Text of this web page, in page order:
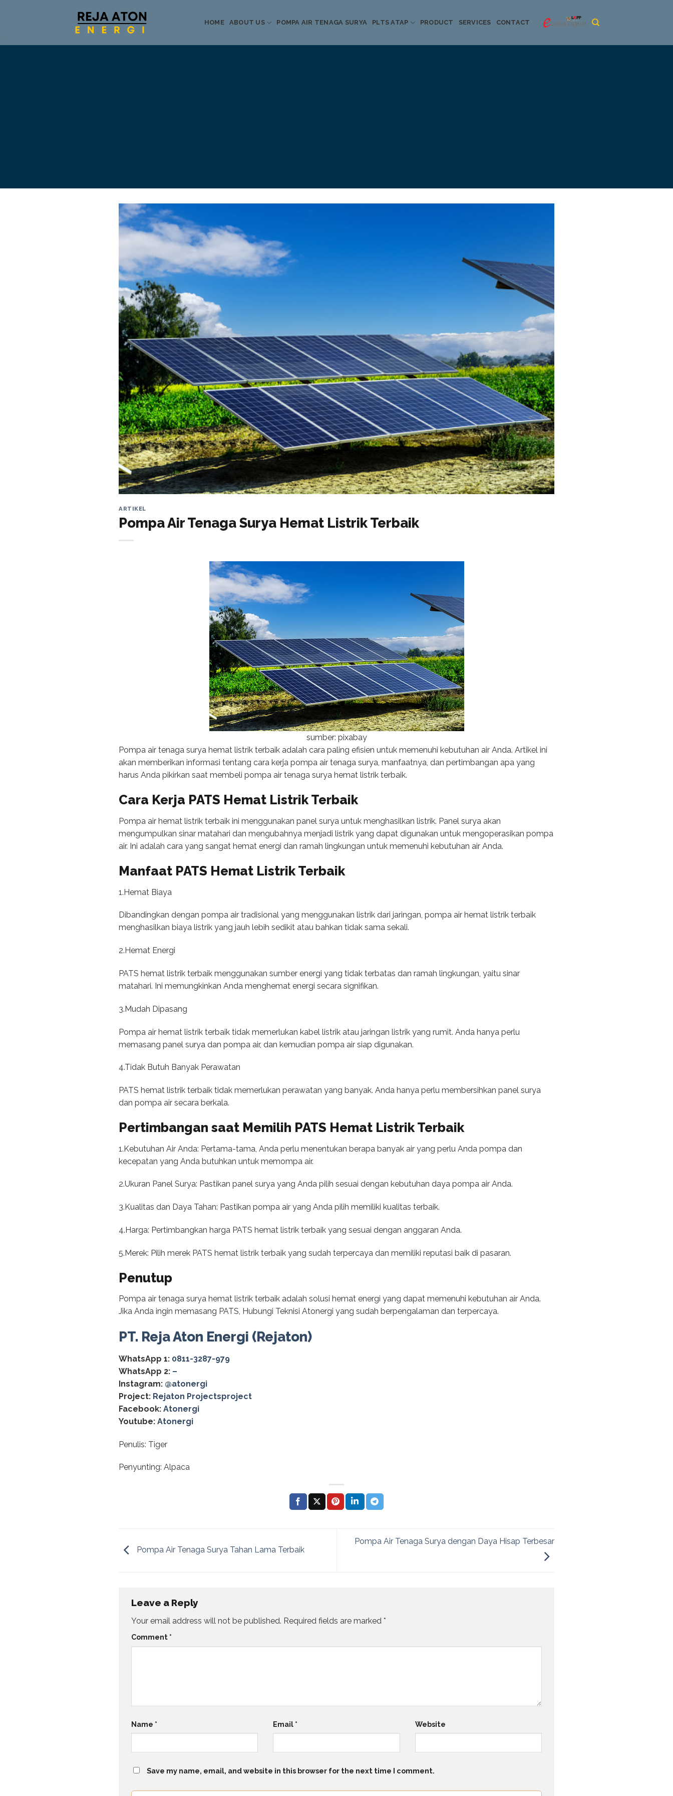
HOME ABOUT US POMPA AIR TENAGA SURYA PLTS ATAP PRODUCT SERVICES CONTACT
Informasi Terkini
ARTIKEL
Pompa Air Tenaga Surya Hemat Listrik Terbaik
sumber: pixabay
Pompa air tenaga surya hemat listrik terbaik adalah cara paling efisien untuk memenuhi kebutuhan air Anda. Artikel ini
akan memberikan informasi tentang cara kerja pompa air tenaga surya, manfaatnya, dan pertimbangan apa yang
harus Anda pikirkan saat membeli pompa air tenaga surya hemat listrik terbaik.
Cara Kerja PATS Hemat Listrik Terbaik
Pompa air hemat listrik terbaik ini menggunakan panel surya untuk menghasilkan listrik. Panel surya akan
mengumpulkan sinar matahari dan mengubahnya menjadi listrik yang dapat digunakan untuk mengoperasikan pompa
air. Ini adalah cara yang sangat hemat energi dan ramah lingkungan untuk memenuhi kebutuhan air Anda.
Manfaat PATS Hemat Listrik Terbaik
1.Hemat Biaya
Dibandingkan dengan pompa air tradisional yang menggunakan listrik dari jaringan, pompa air hemat listrik terbaik
menghasilkan biaya listrik yang jauh lebih sedikit atau bahkan tidak sama sekali.
2.Hemat Energi
PATS hemat listrik terbaik menggunakan sumber energi yang tidak terbatas dan ramah lingkungan, yaitu sinar
matahari. Ini memungkinkan Anda menghemat energi secara signifikan.
3.Mudah Dipasang
Pompa air hemat listrik terbaik tidak memerlukan kabel listrik atau jaringan listrik yang rumit. Anda hanya perlu
memasang panel surya dan pompa air, dan kemudian pompa air siap digunakan.
4.Tidak Butuh Banyak Perawatan
PATS hemat listrik terbaik tidak memerlukan perawatan yang banyak. Anda hanya perlu membersihkan panel surya
dan pompa air secara berkala.
Pertimbangan saat Memilih PATS Hemat Listrik Terbaik
1.Kebutuhan Air Anda: Pertama-tama, Anda perlu menentukan berapa banyak air yang perlu Anda pompa dan
kecepatan yang Anda butuhkan untuk memompa air.
2.Ukuran Panel Surya: Pastikan panel surya yang Anda pilih sesuai dengan kebutuhan daya pompa air Anda.
3.Kualitas dan Daya Tahan: Pastikan pompa air yang Anda pilih memiliki kualitas terbaik.
4.Harga: Pertimbangkan harga PATS hemat listrik terbaik yang sesuai dengan anggaran Anda.
5.Merek: Pilih merek PATS hemat listrik terbaik yang sudah terpercaya dan memiliki reputasi baik di pasaran.
Penutup
Pompa air tenaga surya hemat listrik terbaik adalah solusi hemat energi yang dapat memenuhi kebutuhan air Anda.
Jika Anda ingin memasang PATS, Hubungi Teknisi Atonergi yang sudah berpengalaman dan terpercaya.
PT. Reja Aton Energi (Rejaton)
WhatsApp 1: 0811-3287-979
WhatsApp 2: –
Instagram: @‌atonergi
Project: Rejaton Projectsproject
Facebook: Atonergi
Youtube: Atonergi
Penulis: Tiger
Penyunting: Alpaca
Pompa Air Tenaga Surya Tahan Lama Terbaik
Pompa Air Tenaga Surya dengan Daya Hisap Terbesar
Leave a Reply
Your email address will not be published. Required fields are marked *
Comment *
Name * Email * Website
Save my name, email, and website in this browser for the next time I comment.